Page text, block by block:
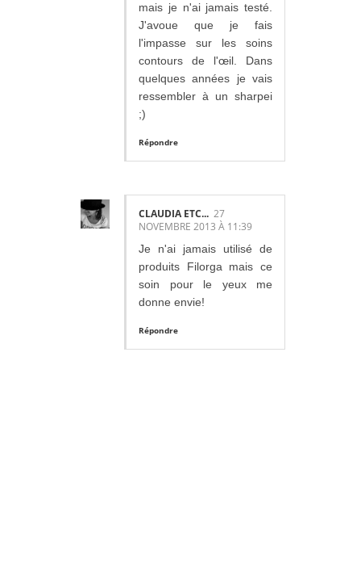
mais je n'ai jamais testé.
J'avoue que je fais
l'impasse sur les soins
contours de l'œil. Dans
quelques années je vais
ressembler à un sharpei
;)
Répondre
CLAUDIA ETC... 27
NOVEMBRE 2013 À 11:39
Je n'ai jamais utilisé de
produits Filorga mais ce
soin pour le yeux me
donne envie!
Répondre